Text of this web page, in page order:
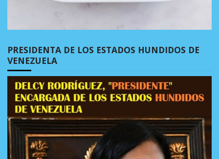
PRESIDENTA DE LOS ESTADOS HUNDIDOS DE
VENEZUELA